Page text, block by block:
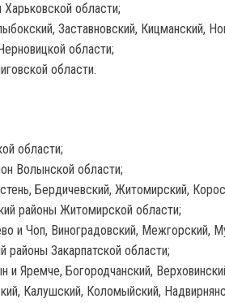
области;
Заставновский, Кицманский,
области;
области.
области;
Волынской области;
Бердичевский, Житомирский,
районы Житомирской области;
и Чоп, Виноградовский, Межгорский,
районы Закарпатской области;
и Яремче, Богородчанский,
Калушский, Коломыйский,